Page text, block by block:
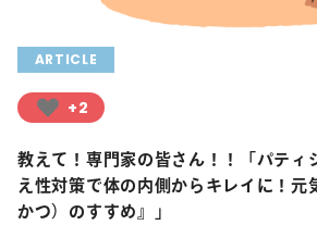
ARTICLE
+2
教えて！専門家の皆さん！！「パティ
え性対策で体の内側からキレイに！元
かつ）のすすめ』」